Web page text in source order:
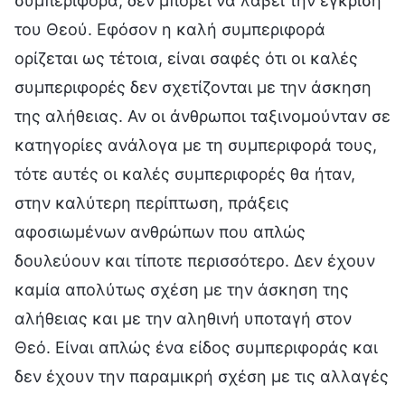
του Θεού. Εφόσον η καλή συμπεριφορά
ορίζεται ως τέτοια, είναι σαφές ότι οι καλές
συμπεριφορές δεν σχετίζονται με την άσκηση
της αλήθειας. Αν οι άνθρωποι ταξινομούνταν σε
κατηγορίες ανάλογα με τη συμπεριφορά τους,
τότε αυτές οι καλές συμπεριφορές θα ήταν,
στην καλύτερη περίπτωση, πράξεις
αφοσιωμένων ανθρώπων που απλώς
δουλεύουν και τίποτε περισσότερο. Δεν έχουν
καμία απολύτως σχέση με την άσκηση της
αλήθειας και με την αληθινή υποταγή στον
Θεό. Είναι απλώς ένα είδος συμπεριφοράς και
δεν έχουν την παραμικρή σχέση με τις αλλαγές